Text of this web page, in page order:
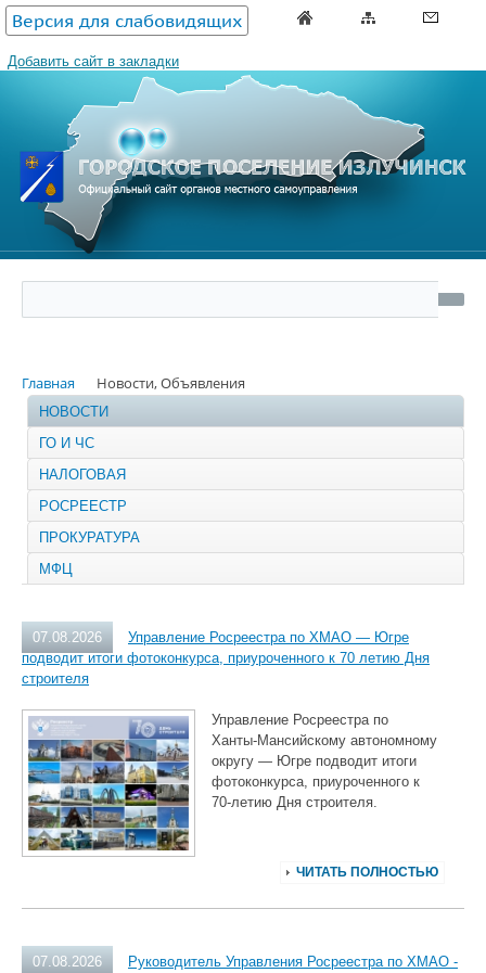
Версия для слабовидящих
Добавить сайт в закладки
Главная Новости, Объявления
НОВОСТИ
ГО И ЧС
НАЛОГОВАЯ
РОСРЕЕСТР
ПРОКУРАТУРА
МФЦ
07.08.2026
Управление Росреестра по ХМАО — Югре
подводит итоги фотоконкурса, приуроченного к 70 летию Дня
строителя
Управление Росреестра по
Ханты‑Мансийскому автономному
округу — Югре подводит итоги
фотоконкурса, приуроченного к
70‑летию Дня строителя.
ЧИТАТЬ ПОЛНОСТЬЮ
07.08.2026
Руководитель Управления Росреестра по ХМАО -